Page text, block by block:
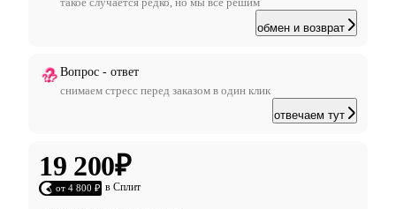
обмен и возврат
Вопрос - ответ
снимаем стресс перед заказом в один клик
отвечаем тут
19 200₽
от 4 800 ₽ в Сплит